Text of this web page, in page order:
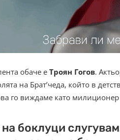
обаче еТроян Гогов.
на Брат’чеда, който в
го виждаме като
боклуци